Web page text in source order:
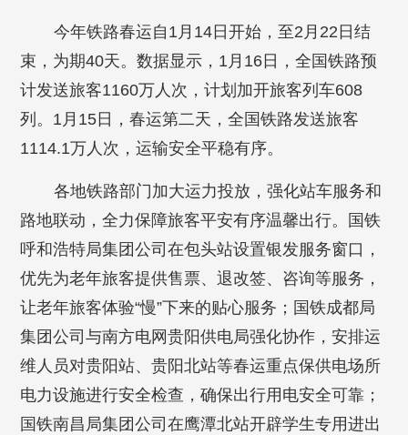
今年铁路春运自1月14日开始，至2月22日结
束，为期40天。数据显示，1月16日，全国铁路预
计发送旅客1160万人次，计划加开旅客列车608
列。1月15日，春运第二天，全国铁路发送旅客
1114.1万人次，运输安全平稳有序。
各地铁路部门加大运力投放，强化站车服务和
路地联动，全力保障旅客平安有序温馨出行。国铁
呼和浩特局集团公司在包头站设置银发服务窗口，
优先为老年旅客提供售票、退改签、咨询等服务，
让老年旅客体验“慢”下来的贴心服务；国铁成都局
集团公司与南方电网贵阳供电局强化协作，安排运
维人员对贵阳站、贵阳北站等春运重点保供电场所
电力设施进行安全检查，确保出行用电安全可靠；
国铁南昌局集团公司在鹰潭北站开辟学生专用进出